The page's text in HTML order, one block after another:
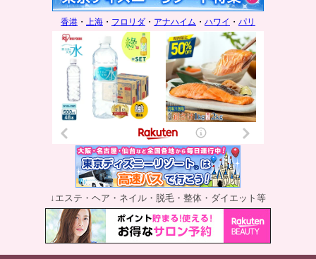
香港 ・ 上海 ・ フロリダ ・ アナハイム ・ ハワイ ・ パリ
↓エステ・ヘア・ネイル・脱毛・整体・ダイエット等